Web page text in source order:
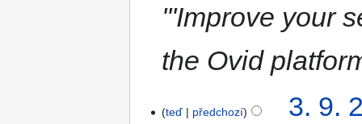
'''Improve your
the Ovid
teď předchozí
3. 9.